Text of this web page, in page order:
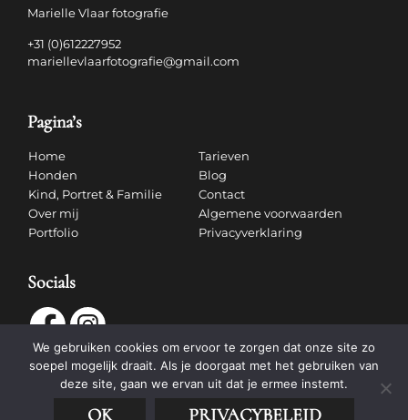
Marielle Vlaar fotografie
+31 (0)612227952
mariellevlaarfotografie@gmail.com
Pagina’s
Home
Tarieven
Honden
Blog
Kind, Portret & Familie
Contact
Over mij
Algemene voorwaarden
Portfolio
Privacyverklaring
Socials
We gebruiken cookies om ervoor te zorgen dat onze site zo
soepel mogelijk draait. Als je doorgaat met het gebruiken van
deze site, gaan we ervan uit dat je ermee instemt.
OK PRIVACYBELEID